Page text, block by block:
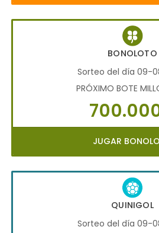
BONOLOTO
Sorteo del día 09-
PRÓXIMO BOTE
JUGAR
QUINIGOL
Sorteo del día 09-